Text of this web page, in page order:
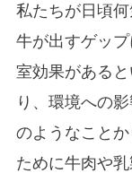
私たちが日頃何
牛が出すゲッ
室効果がある
り、環境への
のようなこと
ために牛肉や